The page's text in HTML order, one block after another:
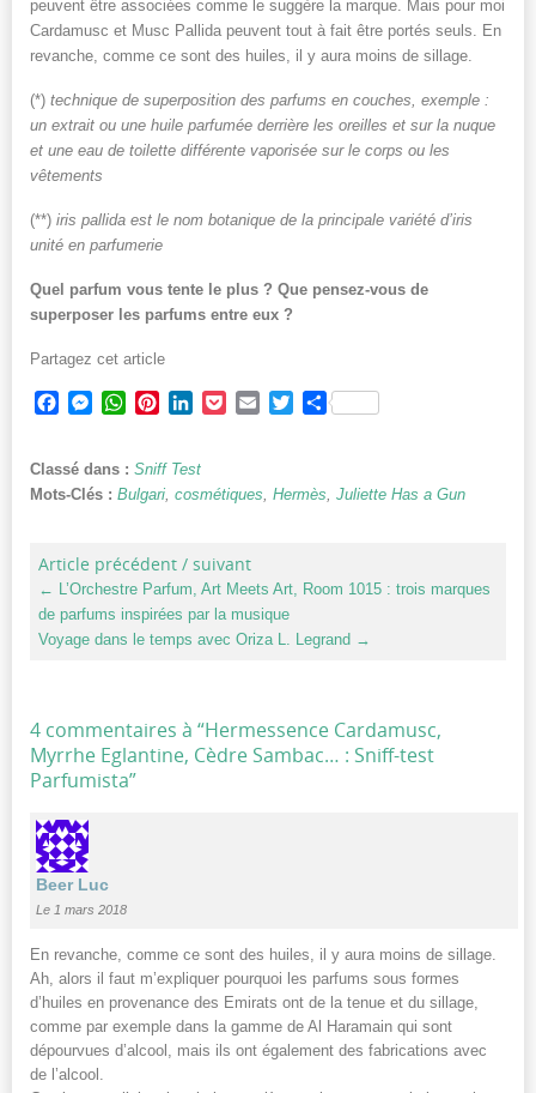
peuvent être associées comme le suggère la marque. Mais pour moi
Cardamusc et Musc Pallida peuvent tout à fait être portés seuls. En
revanche, comme ce sont des huiles, il y aura moins de sillage.
(*) technique de superposition des parfums en couches, exemple :
un extrait ou une huile parfumée derrière les oreilles et sur la nuque
et une eau de toilette différente vaporisée sur le corps ou les
vêtements
(**) iris pallida est le nom botanique de la principale variété d’iris
unité en parfumerie
Quel parfum vous tente le plus ? Que pensez-vous de
superposer les parfums entre eux ?
Partagez cet article
Facebook
Messenger
WhatsApp
PinterestLinkedInPocketEmailTwitterPartager
Classé dans : Sniff Test
Mots-Clés : Bulgari cosmétiques Hermès Juliette Has a Gun
Article précédent / suivant
← L’Orchestre Parfum, Art Meets Art, Room 1015 : trois marques
de parfums inspirées par la musique
Voyage dans le temps avec Oriza L. Legrand →
4 commentaires à “Hermessence Cardamusc,
Myrrhe Eglantine, Cèdre Sambac… : Sniff-test
Parfumista”
Beer Luc
Le 1 mars 2018
En revanche, comme ce sont des huiles, il y aura moins de sillage.
Ah, alors il faut m’expliquer pourquoi les parfums sous formes
d’huiles en provenance des Emirats ont de la tenue et du sillage,
comme par exemple dans la gamme de Al Haramain qui sont
dépourvues d’alcool, mais ils ont également des fabrications avec
de l’alcool.